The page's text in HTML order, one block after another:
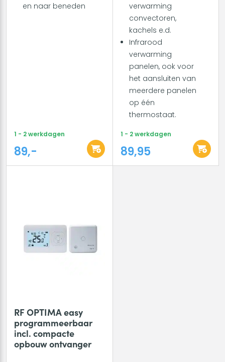
en naar beneden
1 - 2 werkdagen
89,-
verwarming
convectoren,
kachels e.d.
Infrarood
verwarming
panelen, ook voor
het aansluiten van
meerdere panelen
op één
thermostaat.
1 - 2 werkdagen
89,95
RF OPTIMA easy
programmeerbaar
incl. compacte
opbouw ontvanger